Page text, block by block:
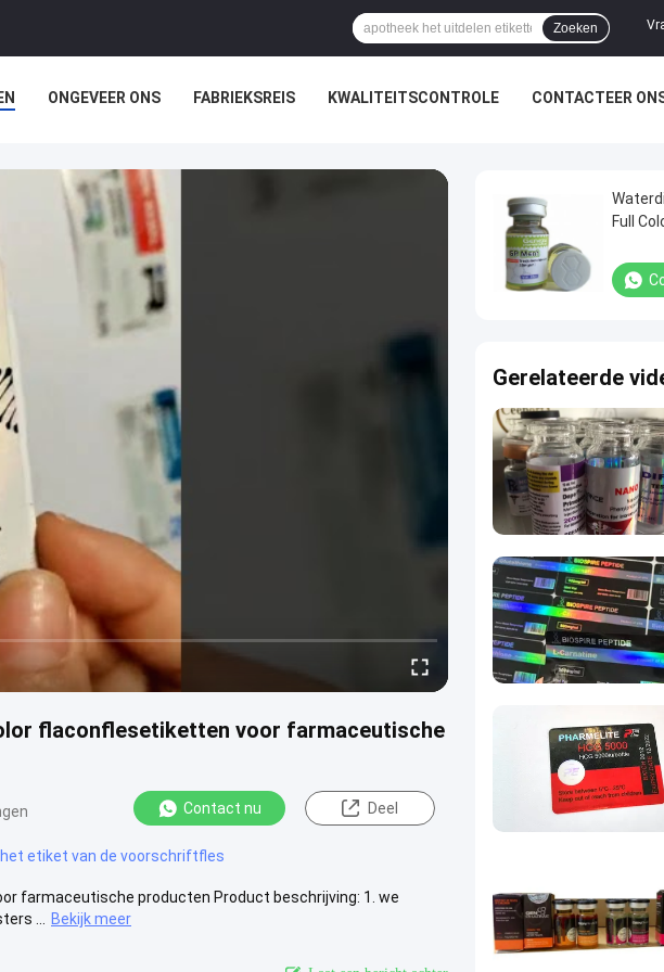
Zoeken
ONGEVEER ONS FABRIEKSREIS KWALITEITSCONTROLE CONTACTEER
flaconflesetiketten voor farmaceutische
Contact nu Deel
het etiket van de voorschriftfles
farmaceutische producten Product beschrijving: 1. we
...
Bekijk meer
Full
Gerelateerde